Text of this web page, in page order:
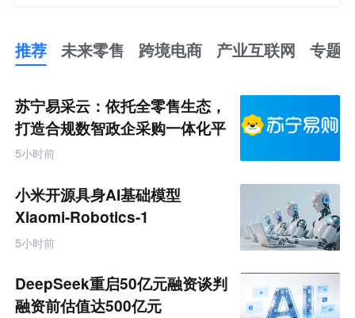
推荐 未来零售 跨境电商 产业互联网 专题
未
来
零
售
跨
境
商
产
业
互
联
网
苏宁易采云：依托全零售生态，
打造合规数智政企采购一体化平
台
5小时前
小米开源具身AI基础模型
Xiaomi-Robotics-1
5小时前
DeepSeek重启50亿元融资谈判
融资前估值达500亿元